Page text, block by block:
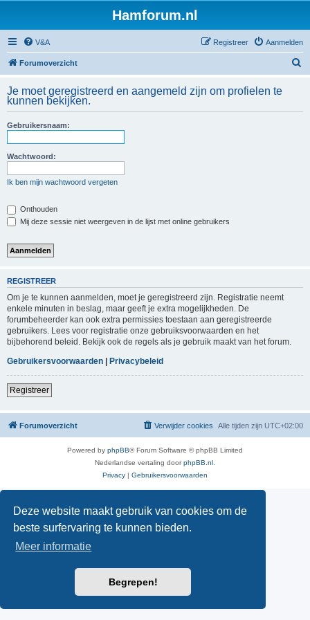
Deze website maakt gebruik van cookies om de
beste surfervaring te kunnen bieden.
Meer informatie
Begrepen!
Hamforum.nl
V&A Aanmelden
Registreer
Forumoverzicht
k
Je moet geregistreerd en aangemeld zijn om profielen te
kunnen bekijken.
Gebruikersnaam:
Wachtwoord:
Ik ben mijn wachtwoord vergeten
Onthouden
Mij deze sessie niet weergeven in de lijst met online gebruikers
REGISTREER
Om je te kunnen aanmelden, moet je geregistreerd zijn. Registratie neemt
enkele minuten in beslag, maar geeft je extra mogelijkheden. De
forumbeheerder kan ook extra permissies toestaan aan geregistreerde
gebruikers. Lees voor registratie onze gebruiksvoorwaarden en het
bijbehorend beleid. Bekijk ook de regels als je gebruik maakt van het forum.
Gebruikersvoorwaarden | Privacybeleid
Registreer
Forumoverzicht Alle tijden zijn UTC+02:00
Verwijder cookies
Powered by phpBB® Forum Software © phpBB Limited
Nederlandse vertaling doorphpBB.nl
Privacy | Gebruikersvoorwaarden